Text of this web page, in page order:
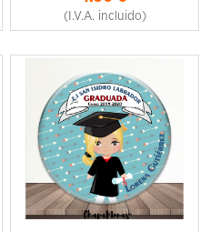
(I.V.A. incluido)